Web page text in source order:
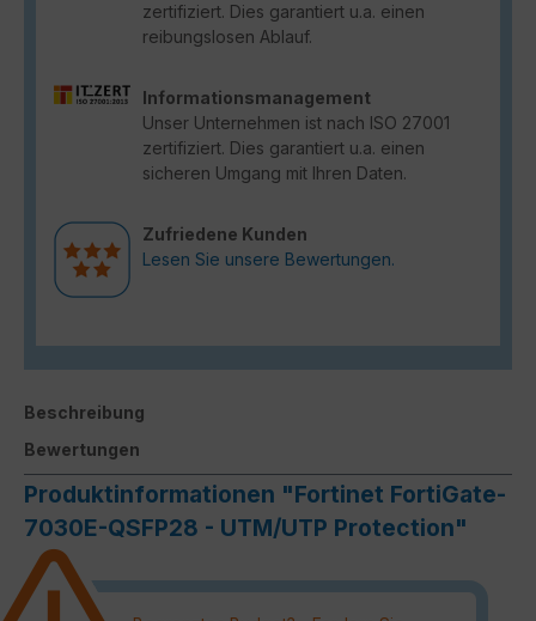
zertifiziert. Dies garantiert u.a. einen
reibungslosen Ablauf.
Informationsmanagement
Unser Unternehmen ist nach ISO 27001
zertifiziert. Dies garantiert u.a. einen
sicheren Umgang mit Ihren Daten.
Zufriedene Kunden
Lesen Sie unsere Bewertungen.
Beschreibung
Bewertungen
Produktinformationen "Fortinet FortiGate-
7030E-QSFP28 - UTM/UTP Protection"